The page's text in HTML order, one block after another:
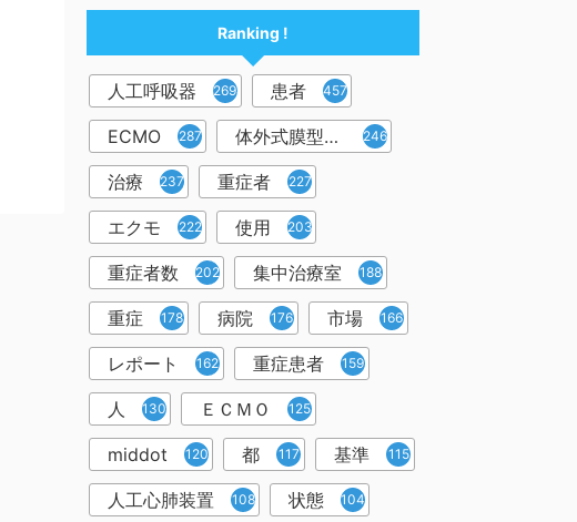
Ranking !
人工呼吸器 2698 患者 457
ECMO 287 体外式膜型人工肺 246
治療 237 重症者 227
エクモ 222 使用 203
重症者数 202 集中治療室 188
重症 178 病院 176 市場 166
レポート 162 重症患者 159
人 130 ＥＣＭＯ 125
middot 120 都 117 基準 115
人工心肺装置 108 状態 104